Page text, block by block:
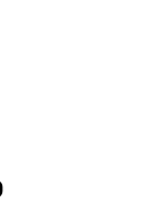
สำนักการ
เขตที่งบเพิ่ม
ส่วนใหญ่มา